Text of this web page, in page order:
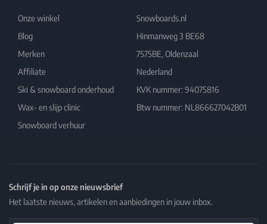
Onze winkel
Blog
Merken
Affiliate
Ski & snowboard onderhoud
Wax- en slijp clinic
Snowboard verhuur
Snowboards.nl
Hinmanweg 3 BE68
7575BE, Oldenzaal
Nederland
KVK nummer: 94075816
Btw nummer: NL866627042B01
Schrijf je in op onze nieuwsbrief
Het laatste nieuws, artikelen en aanbiedingen in jouw inbox.